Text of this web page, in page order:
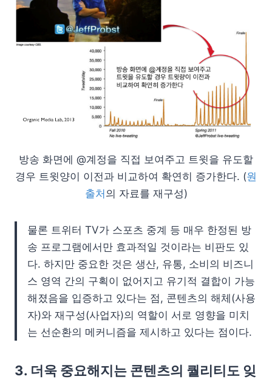
방송 화면에 @계정을 직접 보여주고 트윗을 유도할
경우 트윗양이 이전과 비교하여 확연히 증가한다. (원
출처 의 자료를 재구성)
물론 트위터 TV가 스포츠 중계 등 매우 한정된 방
송 프로그램에서만 효과적일 것이라는 비판도 있
다. 하지만 중요한 것은 생산, 유통, 소비의 비즈니
스 영역 간의 구획이 없어지고 유기적 결합이 가능
해졌음을 입증하고 있다는 점, 콘텐츠의 해체(사용
자)와 재구성(사업자)의 역할이 서로 영향을 미치
는 선순환의 메커니즘을 제시하고 있다는 점이다.
3. 더욱 중요해지는 콘텐츠의 퀄리티도 잊